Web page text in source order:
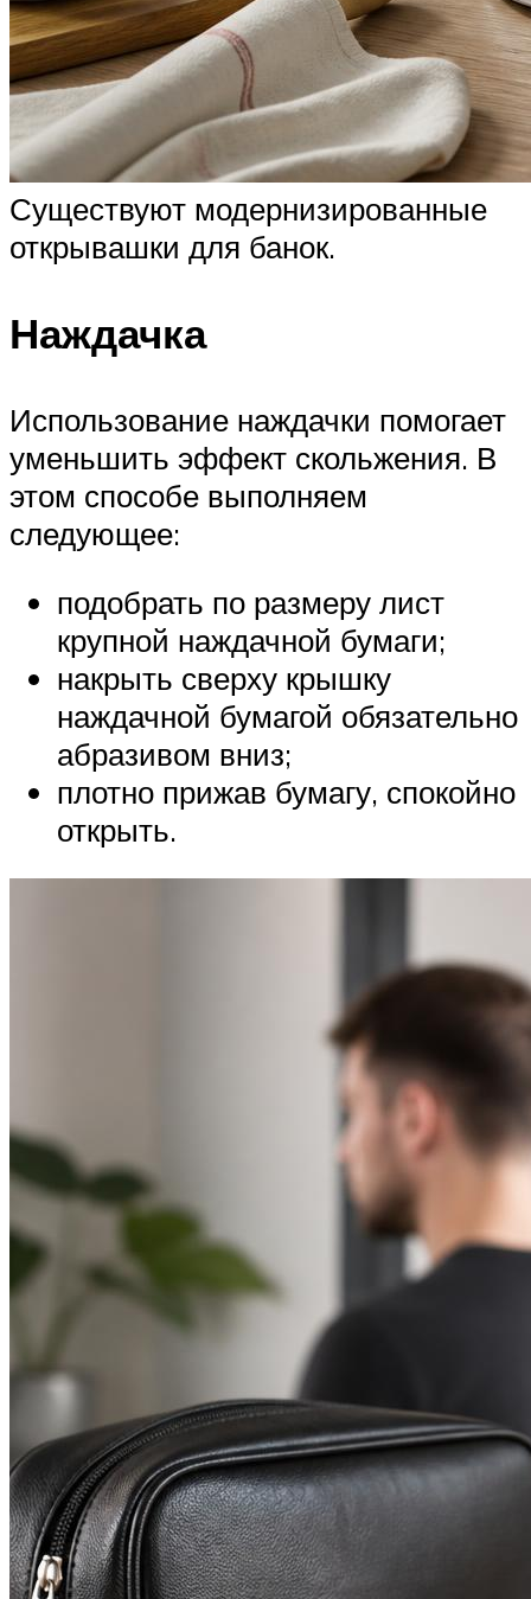
Существуют модернизированные
открывашки для банок.
Наждачка
Использование наждачки помогает
уменьшить эффект скольжения. В
этом способе выполняем
следующее:
подобрать по размеру лист
крупной наждачной бумаги;
накрыть сверху крышку
наждачной бумагой обязательно
абразивом вниз;
плотно прижав бумагу, спокойно
открыть.